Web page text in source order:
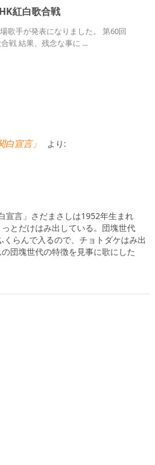
紅白歌合戦
歌手が発表になりました。 第60回
戦 結果、残念な事に ...
宣言」
より:
言」さだまさしは1952年生まれ
とだけはみ出している。団塊世代
らんで入るので、チョトダケはみ出
団塊世代の特徴を見事に歌にした